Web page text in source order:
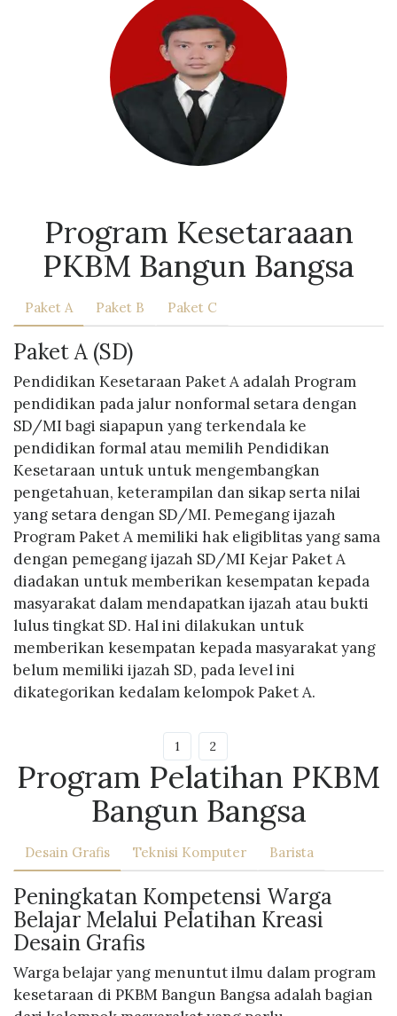
Program Kesetaraaan
PKBM Bangun Bangsa
Paket A Paket B Paket C
Paket A (SD)
Pendidikan Kesetaraan Paket A adalah Program
pendidikan pada jalur nonformal setara dengan
SD/MI bagi siapapun yang terkendala ke
pendidikan formal atau memilih Pendidikan
Kesetaraan untuk untuk mengembangkan
pengetahuan, keterampilan dan sikap serta nilai
yang setara dengan SD/MI. Pemegang ijazah
Program Paket A memiliki hak eligiblitas yang sama
dengan pemegang ijazah SD/MI Kejar Paket A
diadakan untuk memberikan kesempatan kepada
masyarakat dalam mendapatkan ijazah atau bukti
lulus tingkat SD. Hal ini dilakukan untuk
memberikan kesempatan kepada masyarakat yang
belum memiliki ijazah SD, pada level ini
dikategorikan kedalam kelompok Paket A.
1 2
Program Pelatihan PKBM
Bangun Bangsa
Desain Grafis Teknisi Komputer Barista
Peningkatan Kompetensi Warga
Belajar Melalui Pelatihan Kreasi
Desain Grafis
Warga belajar yang menuntut ilmu dalam program
kesetaraan di PKBM Bangun Bangsa adalah bagian